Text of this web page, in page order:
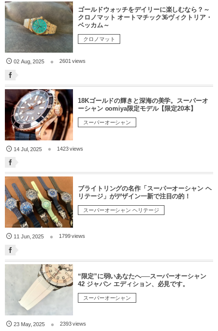
ゴールドウォッチをデイリーに楽しむなら？～
クロノマット オートマチック36ヴィクトリア・
ベッカム～
クロノマット
02 Aug,2025 2601 views
18Kゴールドの輝きと深海の美学。スーパーオ
ーシャン oomiya限定モデル【限定20本】
スーパーオーシャン
14 Jul,2025 1423 views
ブライトリングの名作「スーパーオーシャン ヘ
リテージ」がデザイン一新で注目の的！
スーパーオーシャン ヘリテージ
11 Jun,2025 1799 views
“限定”に弱いあなたへ──スーパーオーシャン
42 ジャパン エディション、必見です。
スーパーオーシャン
23 May,2025 2393 views